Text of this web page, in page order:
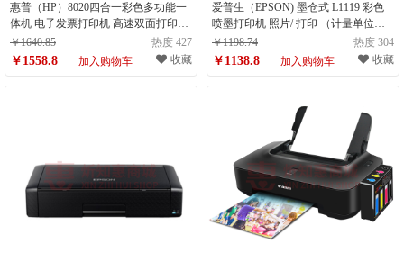
惠普（HP）8020四合一彩色多功能一
体机 电子发票打印机 高速双面打印
（计量单位：台）
￥1640.85 热度 427
￥1558.8 加入购物车 收藏
爱普生（EPSON) 墨仓式 L1119 彩色
喷墨打印机 照片/ 打印 （计量单位：
台）
￥1198.74 热度 304
￥1138.8 加入购物车 收藏